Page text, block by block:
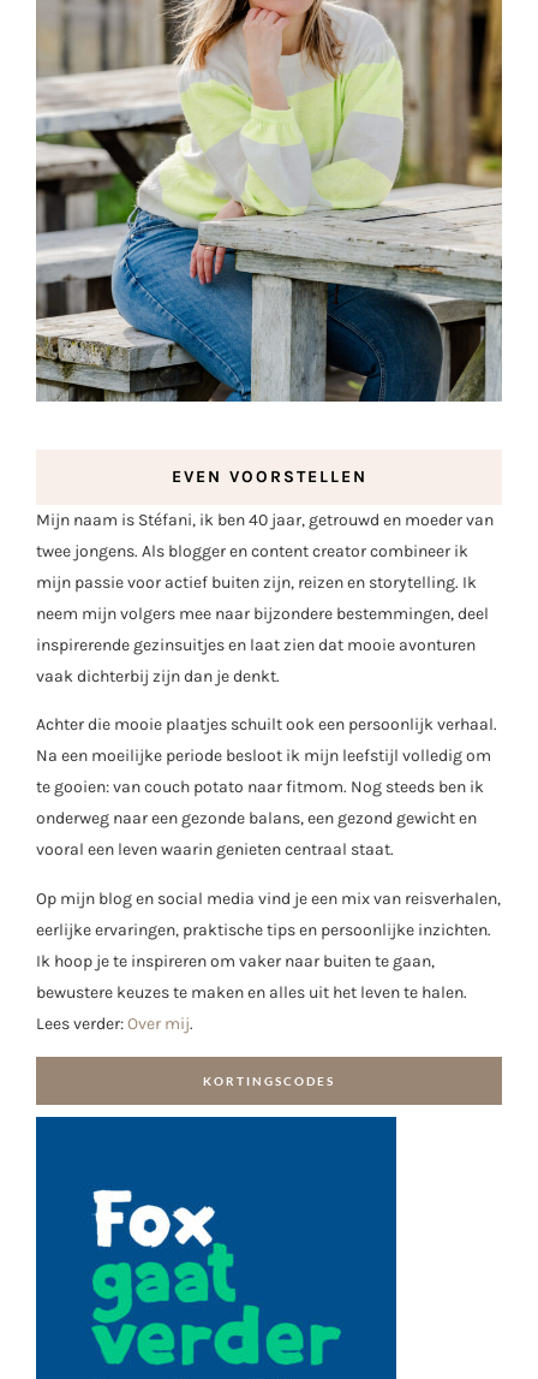
EVEN VOORSTELLEN
Mijn naam is Stéfani, ik ben 40 jaar, getrouwd en moeder van
twee jongens. Als blogger en content creator combineer ik
mijn passie voor actief buiten zijn, reizen en storytelling. Ik
neem mijn volgers mee naar bijzondere bestemmingen, deel
inspirerende gezinsuitjes en laat zien dat mooie avonturen
vaak dichterbij zijn dan je denkt.
Achter die mooie plaatjes schuilt ook een persoonlijk verhaal.
Na een moeilijke periode besloot ik mijn leefstijl volledig om
te gooien: van couch potato naar fitmom. Nog steeds ben ik
onderweg naar een gezonde balans, een gezond gewicht en
vooral een leven waarin genieten centraal staat.
Op mijn blog en social media vind je een mix van reisverhalen,
eerlijke ervaringen, praktische tips en persoonlijke inzichten.
Ik hoop je te inspireren om vaker naar buiten te gaan,
bewustere keuzes te maken en alles uit het leven te halen.
Lees verder:Over mij.
KORTINGSCODES